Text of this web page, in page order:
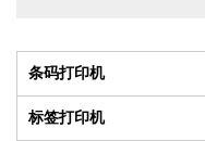
条码打印机
标签打印机